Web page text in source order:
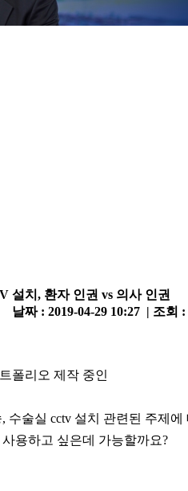
설치, 환자 인권 vs 의사 인권
날짜 : 2019-04-29 10:27 | 조회
폴리오 제작 중인
수술실 cctv 설치 관련된 주제에
용하고 싶은데 가능할까요?